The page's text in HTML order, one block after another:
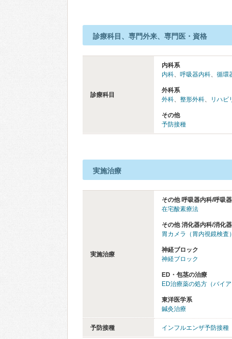
診療科目、専門外来、専門医・資格
診療科目
内科系
内科、 呼吸器内科、 循環
外科系
外科、 整形外科、 リハビ
その他
予防接種
実施治療
実施治療
その他 呼吸器内科/呼吸
在宅酸素療法
その他 消化器内科/消化
胃カメラ（胃内視鏡検査）
神経ブロック
神経ブロック
ED・包茎の治療
ED治療薬の処方（バイア
東洋医学系
鍼灸治療
予防接種 インフルエンザ予防接種